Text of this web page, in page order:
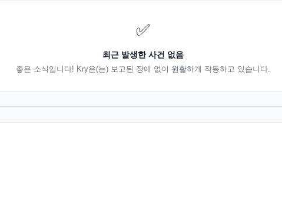
✅
최근 발생한 사건 없음
좋은 소식입니다! Kry은(는) 보고된 장애 없이 원활하게 작동하고 있습니다.